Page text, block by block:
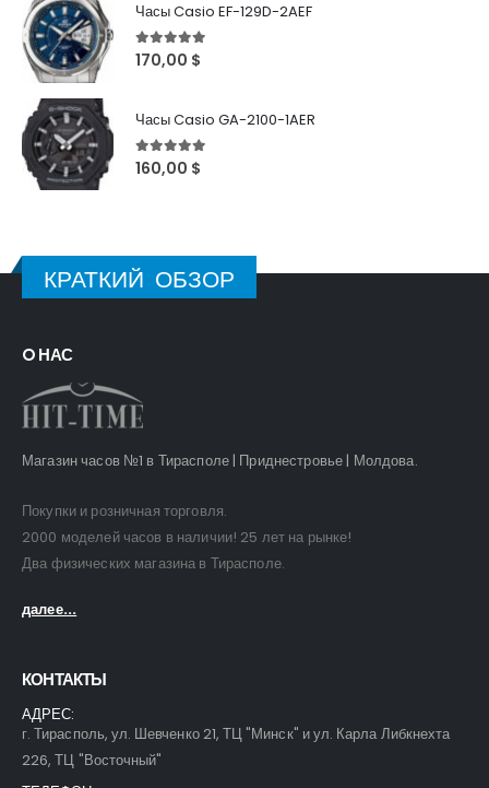
Часы Casio EF-129D-2AEF
5out of 5
170,00 $
Часы Casio GA-2100-1AER
5out of 5
160,00 $
КРАТКИЙ ОБЗОР
O НАС
Магазин часов №1 в Тирасполе | Приднестровье | Молдова.
Покупки и розничная торговля.
2000 моделей часов в наличии! 25 лет на рынке!
Два физических магазина в Тирасполе.
далее...
КОНТАКТЫ
АДРЕС:
г. Тирасполь, ул. Шевченко 21, ТЦ "Минск" и ул. Карла Либкнехта
226, ТЦ "Восточный"